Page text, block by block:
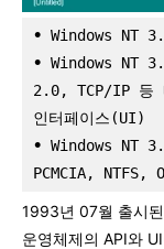
• Windows NT
• Windows NT
2.0, TCP/IP 등
인터페이스(UI)
• Windows NT
PCMCIA, NTFS,
1993년 07월 출시된
운영체제의 API와